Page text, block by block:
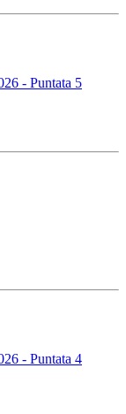
- Puntata 5
- Puntata 4